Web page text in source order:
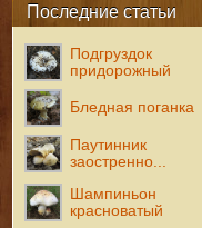
Последние статьи
Подгруздок
придорожный
Бледная поганка
Паутинник
заостренно...
Шампиньон
красноватый